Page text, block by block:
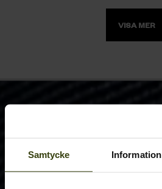
Samtycke Information
VISA MER